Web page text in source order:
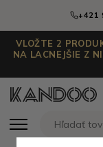
+421
VLOŽTE 2
NA LACNEJŠIE Z